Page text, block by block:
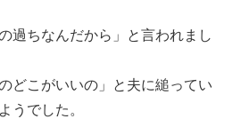
過ちなんだから」と言われまし
どこがいいの」と夫に縋ってい
うでした。